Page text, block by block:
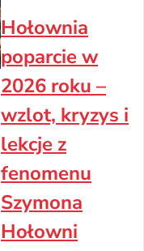
Hołownia
poparcie w
2026 roku –
wzlot, kryzys i
lekcje z
fenomenu
Szymona
Hołowni